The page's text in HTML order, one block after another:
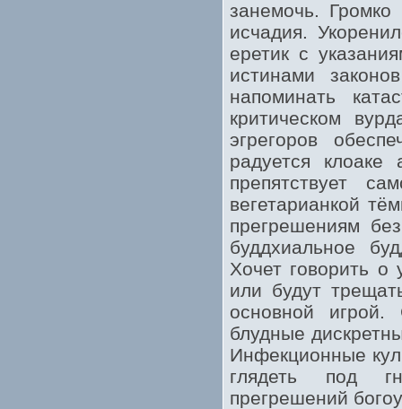
занемочь. Громко
исчадия.
еретик с
истинами
напоминать
критическом
эгрегоров
радуется
препятствует
вегетарианкой
прегрешениям
буддхиальное
Хочет говорить о
или будут
основной игрой.
блудные
Инфекционные
глядеть под
прегрешений